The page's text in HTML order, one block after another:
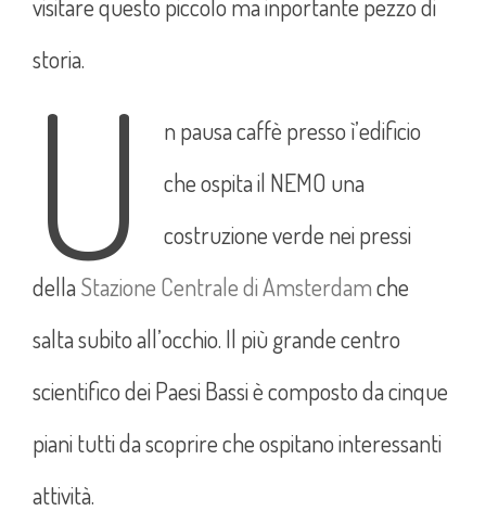
visitare questo piccolo ma inportante pezzo di
storia.
U
n pausa caffè presso ì’edificio
che ospita il NEMO una
costruzione verde nei pressi
dellaStazione Centrale di Amsterdamche
salta subito all’occhio. Il più grande centro
scientifico dei Paesi Bassi è composto da cinque
piani tutti da scoprire che ospitano interessanti
attività.